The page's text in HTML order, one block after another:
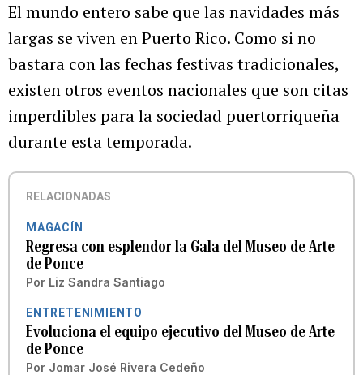
El mundo entero sabe que las navidades más
largas se viven en Puerto Rico. Como si no
bastara con las fechas festivas tradicionales,
existen otros eventos nacionales que son citas
imperdibles para la sociedad puertorriqueña
durante esta temporada.
RELACIONADAS
MAGACÍN
Regresa con esplendor la Gala del Museo de Arte
de Ponce
Por Liz Sandra Santiago
ENTRETENIMIENTO
Evoluciona el equipo ejecutivo del Museo de Arte
de Ponce
Por Jomar José Rivera Cedeño